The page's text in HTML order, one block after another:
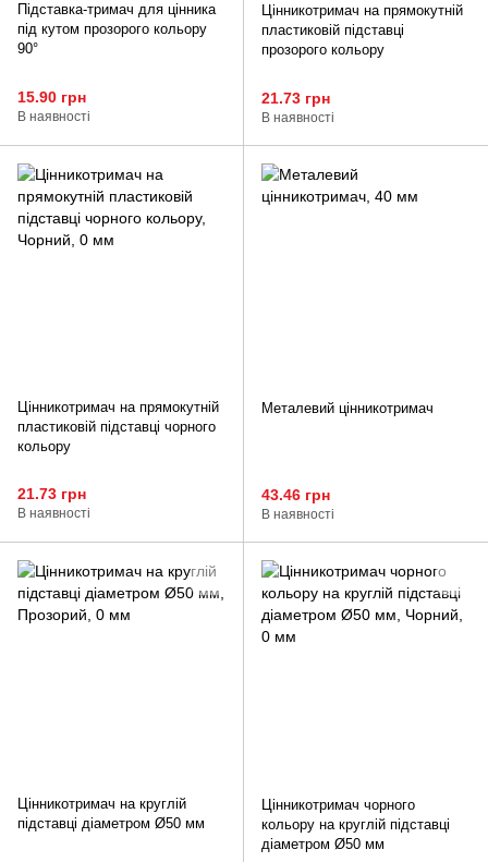
Підставка-тримач для цінника
під кутом прозорого кольору
90°
15.90 грн
В наявності
Цінникотримач на прямокутній
пластиковій підставці
прозорого кольору
21.73 грн
В наявності
Цінникотримач на прямокутній
пластиковій підставці чорного
кольору
21.73 грн
В наявності
Металевий цінникотримач
43.46 грн
В наявності
Цінникотримач на круглій
підставці діаметром Ø50 мм
Цінникотримач чорного
кольору на круглій підставці
діаметром Ø50 мм